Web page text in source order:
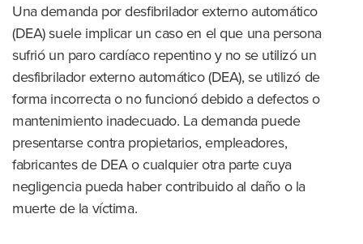
Una demanda por desfibrilador externo automático
(DEA) suele implicar un caso en el que una persona
sufrió un paro cardíaco repentino y no se utilizó un
desfibrilador externo automático (DEA), se utilizó de
forma incorrecta o no funcionó debido a defectos o
mantenimiento inadecuado. La demanda puede
presentarse contra propietarios, empleadores,
fabricantes de DEA o cualquier otra parte cuya
negligencia pueda haber contribuido al daño o la
muerte de la víctima.